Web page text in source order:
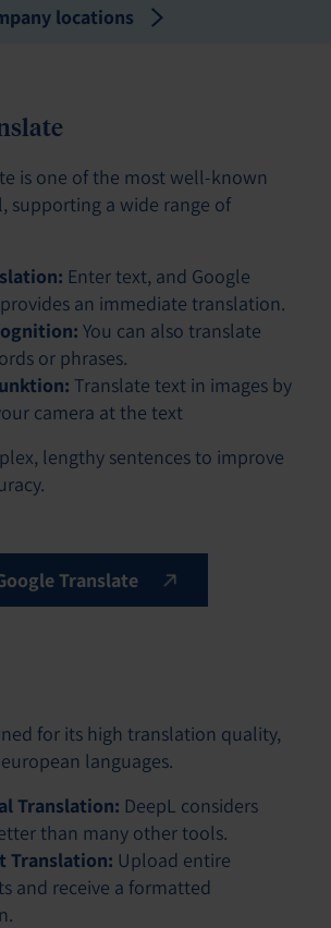
locations
is one of the most well-known
supporting a wide range of
Enter text, and Google
an immediate translation.
You can also translate
or phrases.
Translate text in images by
camera at the text
lengthy sentences to improve
Translate
for its high translation quality,
languages.
Translation: DeepL considers
than many other tools.
Translation: Upload entire
and receive a formatted